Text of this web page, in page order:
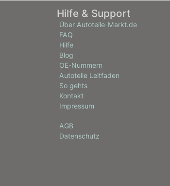
Hilfe & Support
Über Autoteile-Markt.de
FAQ
Hilfe
Blog
OE-Nummern
Autoteile Leitfaden
So gehts
Kontakt
Impressum
AGB
Datenschutz